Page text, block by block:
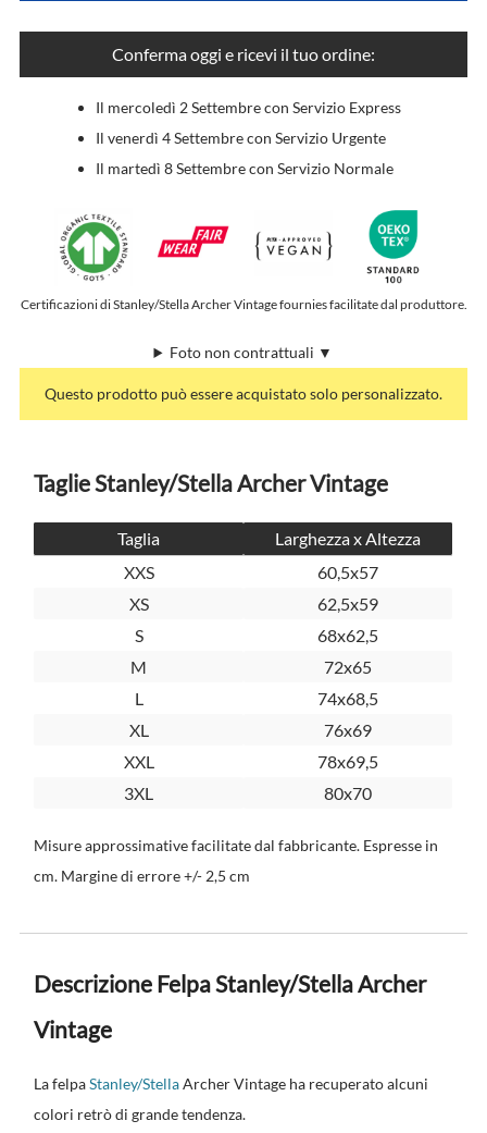
Conferma oggi e ricevi il tuo ordine:
Il mercoledì 2 Settembre con Servizio Express
Il venerdì 4 Settembre con Servizio Urgente
Il martedì 8 Settembre con Servizio Normale
Certificazioni di Stanley/Stella Archer Vintage fournies facilitate dal produttore.
Foto non contrattuali ▼
Questo prodotto può essere acquistato solo personalizzato.
Taglie Stanley/Stella Archer Vintage
Taglia
Larghezza x Altezza
XXS
60,5x57
XS
62,5x59
S
68x62,5
M
72x65
L
74x68,5
XL
76x69
XXL
78x69,5
3XL
80x70
Misure approssimative facilitate dal fabbricante. Espresse in
cm. Margine di errore +/- 2,5 cm
Descrizione Felpa Stanley/Stella Archer
Vintage
La felpaStanley/StellaArcher Vintage ha recuperato alcuni
colori retrò di grande tendenza.